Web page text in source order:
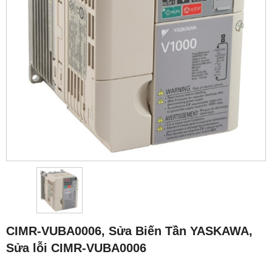
CIMR-VUBA0006, Sửa Biến Tần YASKAWA,
Sửa lỗi CIMR-VUBA0006